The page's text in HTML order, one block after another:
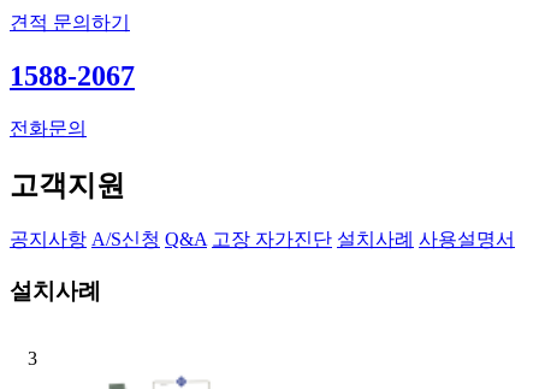
견적 문의하기
1588-2067
전화문의
고객지원
공지사항 A/S신청 Q&A 고장 자가진단 설치사례 사용설명서
설치사례
3